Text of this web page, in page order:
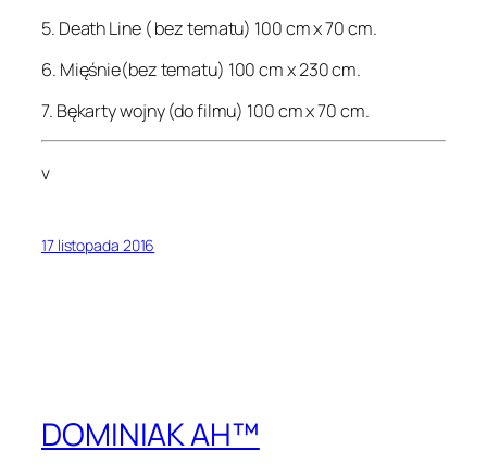
5. Death Line ( bez tematu) 100 cm x 70 cm.
6. Mięśnie(bez tematu) 100 cm x 230 cm.
7. Bękarty wojny (do filmu) 100 cm x 70 cm.
v
17 listopada 2016
DOMINIAK AH™